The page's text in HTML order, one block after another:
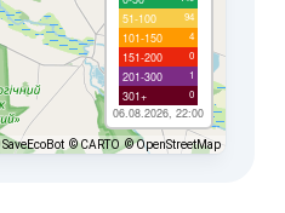
51-100 94
101-150 4
151-200 0
201-300 1
301+ 0
06.08.2026, 22:00
© CARTO © OpenStreetMap